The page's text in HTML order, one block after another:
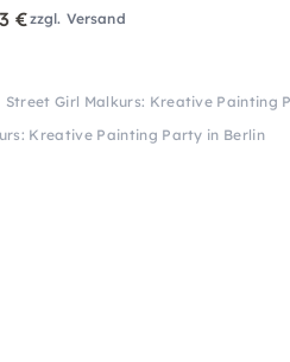
€zzgl. Versand
Street Girl Malkurs: Kreative Painting
Kreative Painting Party in Berlin